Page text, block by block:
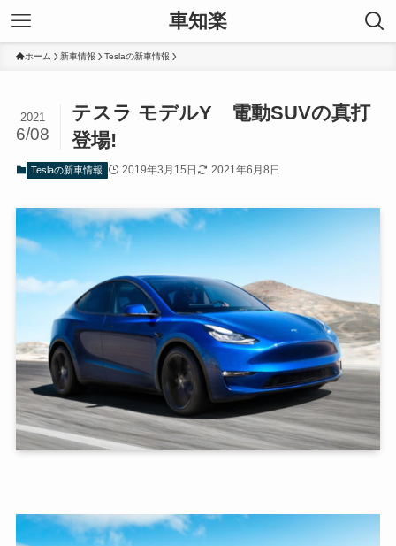
車知楽
ホーム 新車情報 Teslaの新車情報
テスラ モデルY 電動SUVの真打
登場!
2021
6/08
Teslaの新車情報 2019年3月15日 2021年6月8日